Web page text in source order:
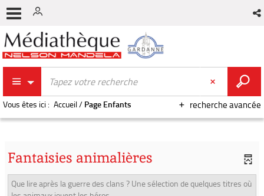
recherche avancée
Vous êtes ici : Accueil/ Page Enfants
Fantaisies animalières
Que lire après la guerre des clans ? Une sélection de quelques titres où